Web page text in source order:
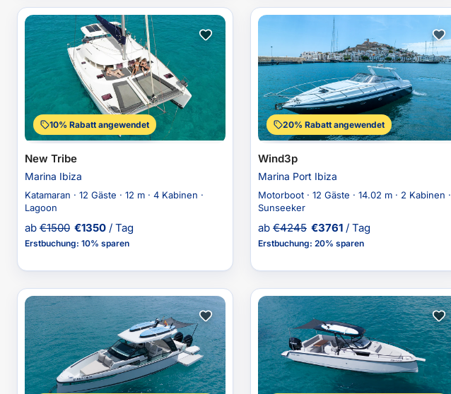
10% Rabatt angewendet
New Tribe
Marina Ibiza
Katamaran · 12 Gäste · 12 m · 4 Kabinen ·
Lagoon
ab €1500 €1350 / Tag
Erstbuchung: 10% sparen
20% Rabatt angewendet
Wind3p
Marina Port Ibiza
Motorboot · 12 Gäste · 14.02 m · 2 Kabinen ·
Sunseeker
ab €4245 €3761 / Tag
Erstbuchung: 20% sparen